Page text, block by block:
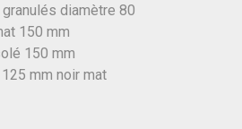
diamètre 80
150 mm
150 mm
mm noir mat